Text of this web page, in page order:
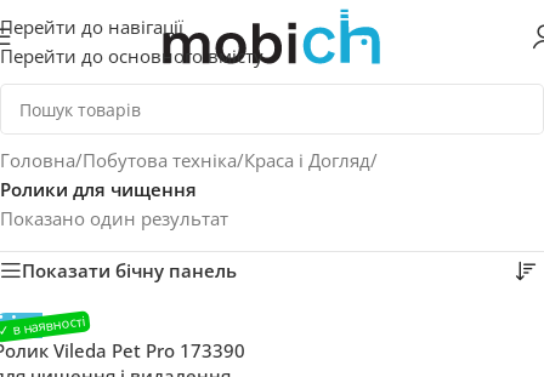
Перейти до навігації
Перейти до основного вмісту
Головна/Побутова техніка/Краса і Догляд/
Ролики для чищення
Показано один результат
Показати бічну панель
Vileda Pet Pro 173390